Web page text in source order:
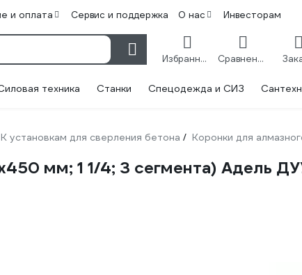
и оплата Сервис и поддержка О нас Инвесторам
Избранное Сравнение
техника Станки Спецодежда и СИЗ
К установкам для сверления бетона / Коронки для
мм; 1 1/4; 3 сегмента) Адель